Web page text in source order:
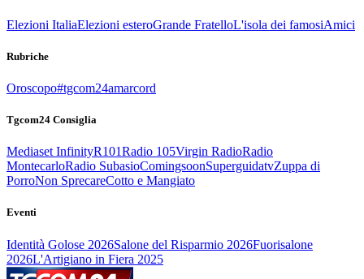
Elezioni ItaliaElezioni esteroGrande FratelloL'isola dei famosiAmici
Rubriche
Oroscopo#tgcom24amarcord
Tgcom24 Consiglia
Mediaset InfinityR101Radio 105Virgin RadioRadio
MontecarloRadio SubasioComingsoonSuperguidatvZuppa di
PorroNon SprecareCotto e Mangiato
Eventi
Identità Golose 2026Salone del Risparmio 2026Fuorisalone
2026L'Artigiano in Fiera 2025